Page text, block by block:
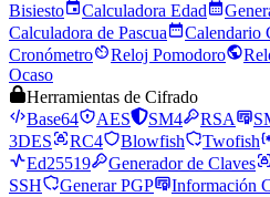
Bisiesto
Calculadora Edad
Calculadora de Pascua
Calendario
Cronómetro
Reloj Pomodoro
Ocaso
Herramientas de Cifrado
Base64
AES SM4 RSA
3DES
RC4 Blowfish Twofish
Ed25519
Generador de Claves
SSH
Generar PGP Información